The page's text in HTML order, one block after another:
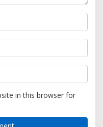
in this browser for